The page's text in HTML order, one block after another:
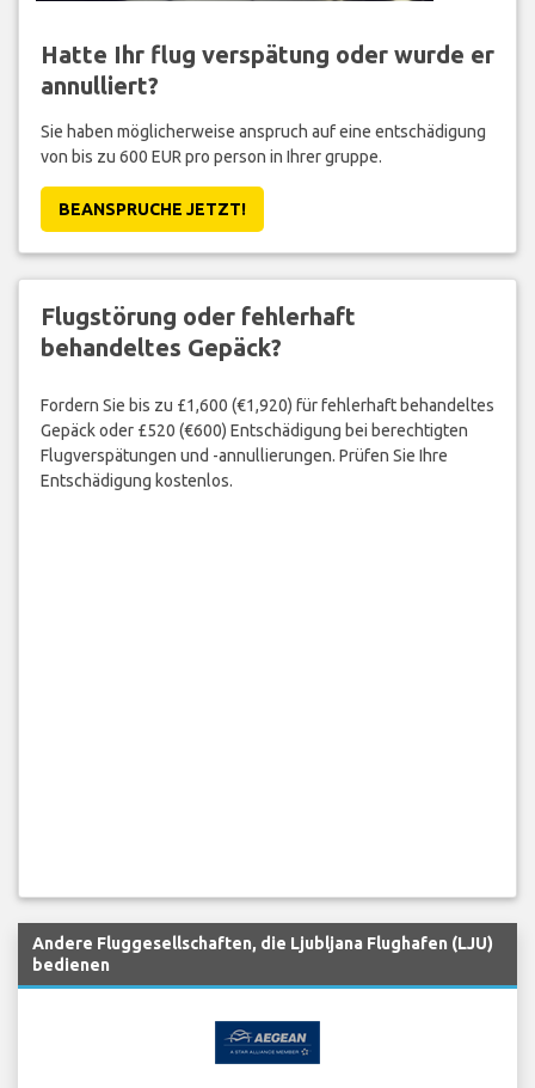
Hatte Ihr flug verspätung oder wurde er
annulliert?
Sie haben möglicherweise anspruch auf eine entschädigung
von bis zu 600 EUR pro person in Ihrer gruppe.
BEANSPRUCHE JETZT!
Flugstörung oder fehlerhaft
behandeltes Gepäck?
Fordern Sie bis zu £1,600 (€1,920) für fehlerhaft behandeltes
Gepäck oder £520 (€600) Entschädigung bei berechtigten
Flugverspätungen und -annullierungen. Prüfen Sie Ihre
Entschädigung kostenlos.
Andere Fluggesellschaften, die Ljubljana Flughafen (LJU)
bedienen